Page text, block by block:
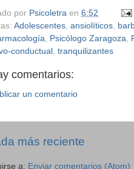
por Psicoletra en 6:52
Adolescentes ansiolíticos
Psicólogo Zaragoza
conductual tranquilizantes
comentarios:
un comentario
más reciente
a: Enviar comentarios (Atom)